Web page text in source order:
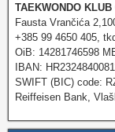
TAEKWONDO
Fausta Vrančića
+385 99 4650 405,
OiB: 14281746598
IBAN:
SWIFT (BIC) code:
Reiffeisen Bank,